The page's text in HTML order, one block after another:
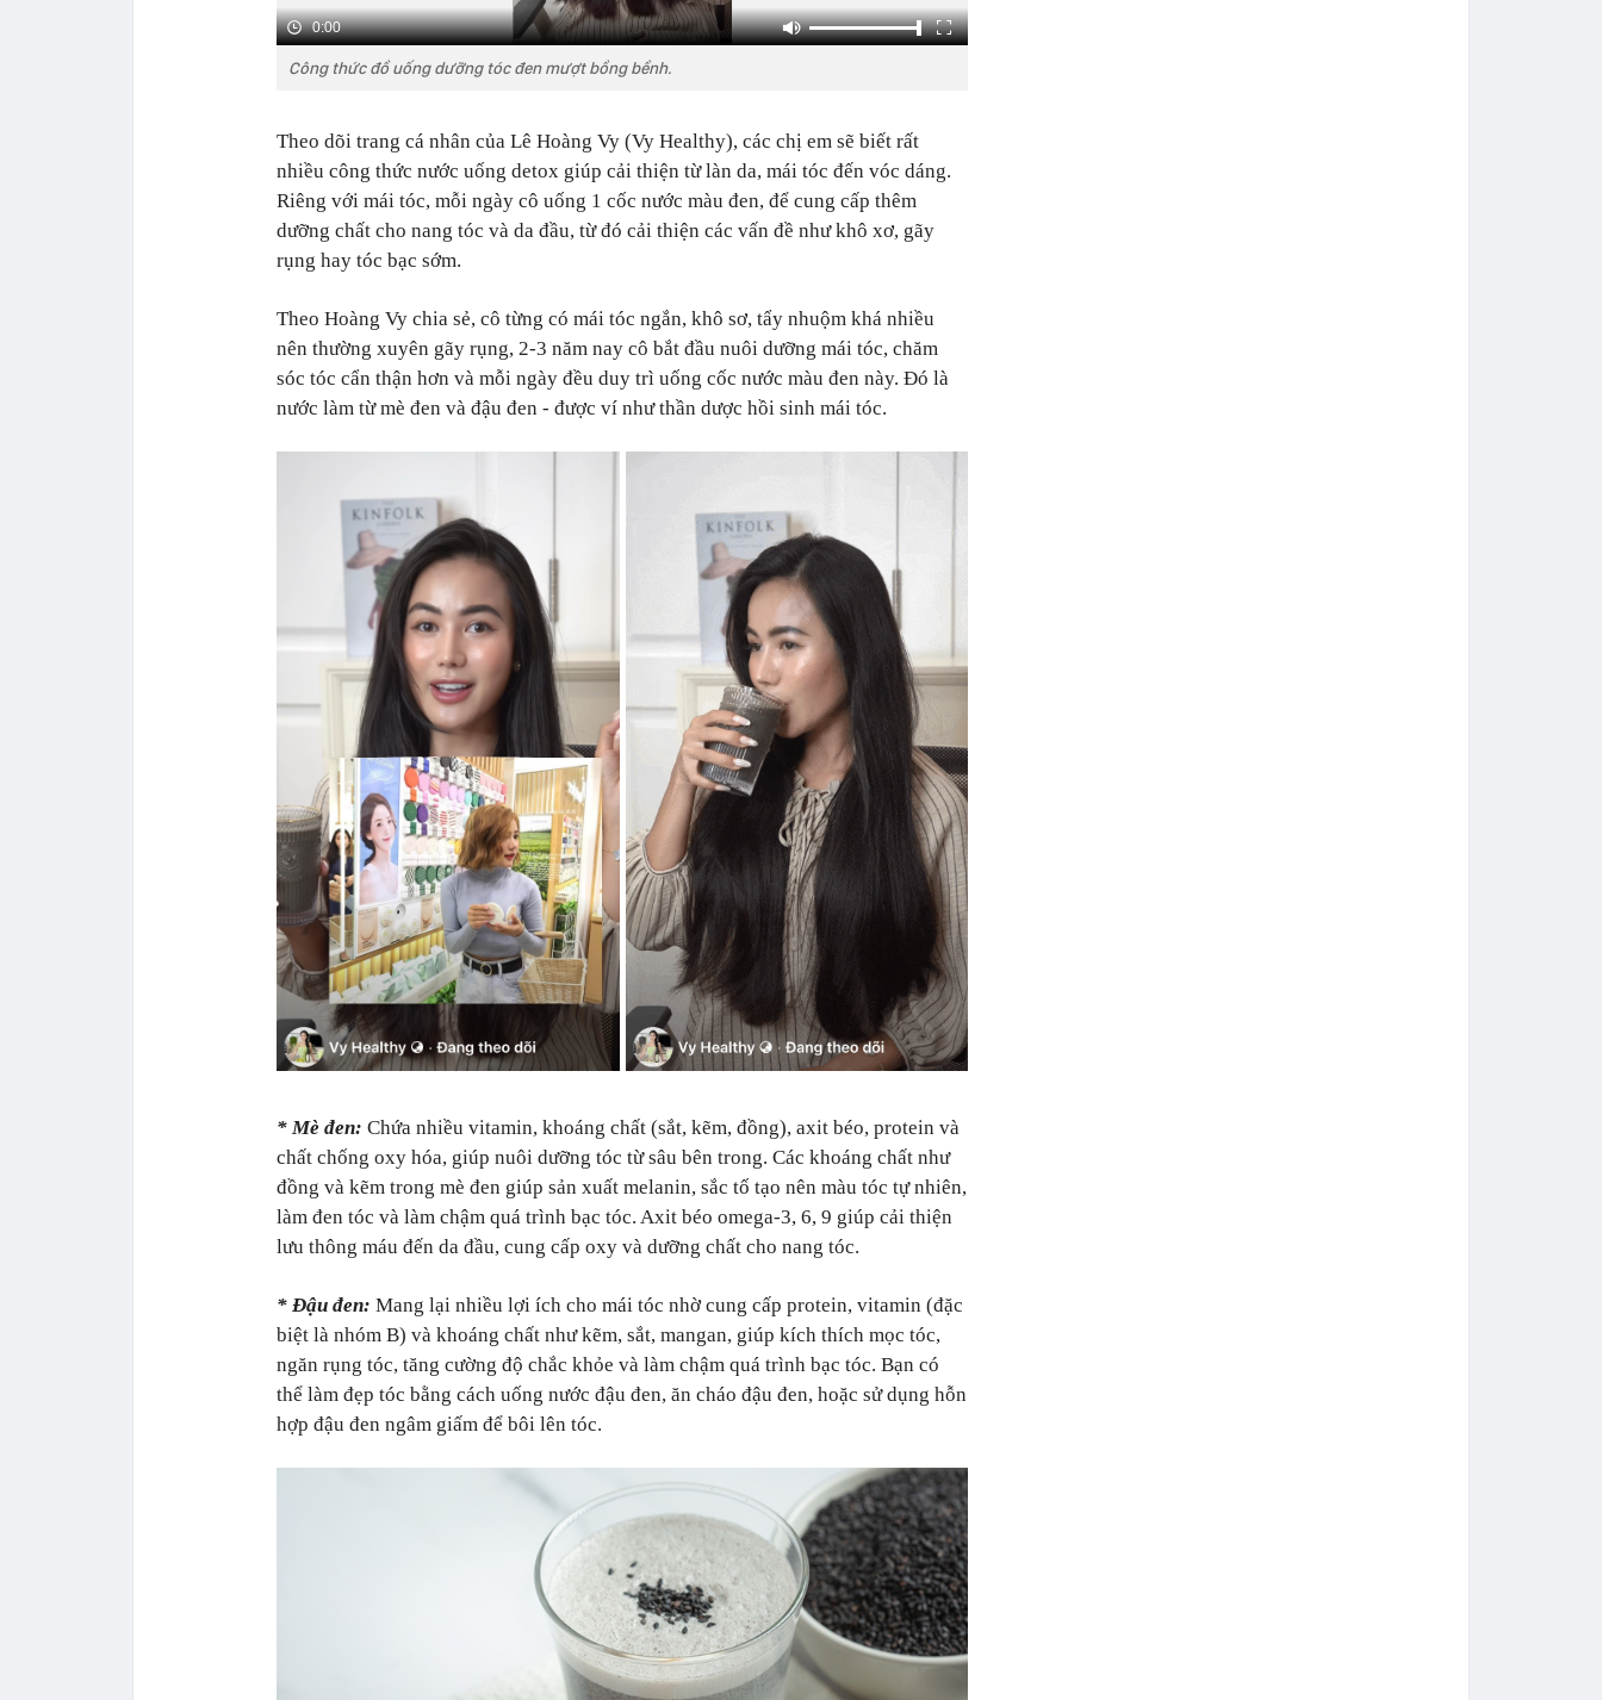
0:00
Công thức đồ uống dưỡng tóc đen mượt bồng bềnh.
Theo dõi trang cá nhân của Lê Hoàng Vy (Vy Healthy), các chị em sẽ biết rất
nhiều công thức nước uống detox giúp cải thiện từ làn da, mái tóc đến vóc dáng.
Riêng với mái tóc, mỗi ngày cô uống 1 cốc nước màu đen, để cung cấp thêm
dưỡng chất cho nang tóc và da đầu, từ đó cải thiện các vấn đề như khô xơ, gãy
rụng hay tóc bạc sớm.
Theo Hoàng Vy chia sẻ, cô từng có mái tóc ngắn, khô sơ, tẩy nhuộm khá nhiều
nên thường xuyên gãy rụng, 2-3 năm nay cô bắt đầu nuôi dưỡng mái tóc, chăm
sóc tóc cẩn thận hơn và mỗi ngày đều duy trì uống cốc nước màu đen này. Đó là
nước làm từ mè đen và đậu đen - được ví như thần dược hồi sinh mái tóc.
* Mè đen: Chứa nhiều vitamin, khoáng chất (sắt, kẽm, đồng), axit béo, protein và
chất chống oxy hóa, giúp nuôi dưỡng tóc từ sâu bên trong. Các khoáng chất như
đồng và kẽm trong mè đen giúp sản xuất melanin, sắc tố tạo nên màu tóc tự nhiên,
làm đen tóc và làm chậm quá trình bạc tóc. Axit béo omega-3, 6, 9 giúp cải thiện
lưu thông máu đến da đầu, cung cấp oxy và dưỡng chất cho nang tóc.
* Đậu đen: Mang lại nhiều lợi ích cho mái tóc nhờ cung cấp protein, vitamin (đặc
biệt là nhóm B) và khoáng chất như kẽm, sắt, mangan, giúp kích thích mọc tóc,
ngăn rụng tóc, tăng cường độ chắc khỏe và làm chậm quá trình bạc tóc. Bạn có
thể làm đẹp tóc bằng cách uống nước đậu đen, ăn cháo đậu đen, hoặc sử dụng hỗn
hợp đậu đen ngâm giấm để bôi lên tóc.